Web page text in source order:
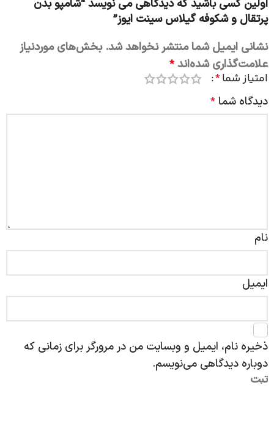
اولین کسی باشید که دیدگاهی می نویسد “شامپو بدن
پرتقال و شکوفه گیلاس سینت ایوز”
نشانی ایمیل شما منتشر نخواهد شد. بخش‌های موردنیاز
علامت‌گذاری شده‌اند *
امتیاز شما*
دیدگاه شما *
نام
ایمیل
ذخیره نام، ایمیل و وبسایت من در مرورگر برای زمانی که
دوباره دیدگاهی می‌نویسم.